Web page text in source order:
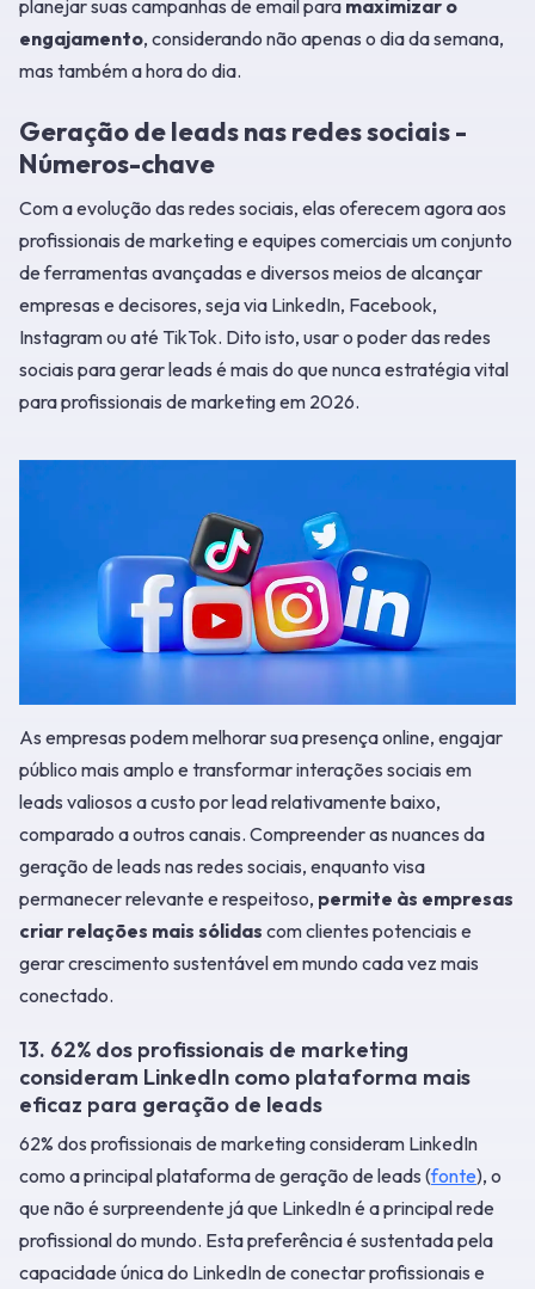
planejar suas campanhas de email para maximizar o
engajamento, considerando não apenas o dia da semana,
mas também a hora do dia.
Geração de leads nas redes sociais -
Números-chave
Com a evolução das redes sociais, elas oferecem agora aos
profissionais de marketing e equipes comerciais um conjunto
de ferramentas avançadas e diversos meios de alcançar
empresas e decisores, seja via LinkedIn, Facebook,
Instagram ou até TikTok. Dito isto, usar o poder das redes
sociais para gerar leads é mais do que nunca estratégia vital
para profissionais de marketing em 2026.
As empresas podem melhorar sua presença online, engajar
público mais amplo e transformar interações sociais em
leads valiosos a custo por lead relativamente baixo,
comparado a outros canais. Compreender as nuances da
geração de leads nas redes sociais, enquanto visa
permanecer relevante e respeitoso, permite às empresas
criar relações mais sólidas com clientes potenciais e
gerar crescimento sustentável em mundo cada vez mais
conectado.
13. 62% dos profissionais de marketing
consideram LinkedIn como plataforma mais
eficaz para geração de leads
62% dos profissionais de marketing consideram LinkedIn
como a principal plataforma de geração de leads (fonte), o
que não é surpreendente já que LinkedIn é a principal rede
profissional do mundo. Esta preferência é sustentada pela
capacidade única do LinkedIn de conectar profissionais e